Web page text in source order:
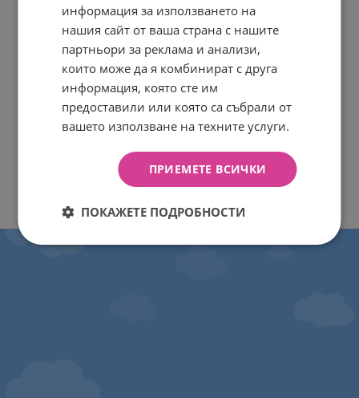
информация за използването на
нашия сайт от ваша страна с нашите
партньори за реклама и анализи,
които може да я комбинират с друга
информация, която сте им
предоставили или която са събрали от
вашето използване на техните услуги.
ПРИЕМЕТЕ ВСИЧКИ
ПОКАЖЕТЕ ПОДРОБНОСТИ